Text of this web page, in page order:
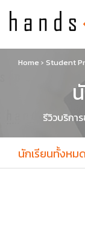
Home › Student
รีวิวบริกา
นักเรียนทั้งหมด